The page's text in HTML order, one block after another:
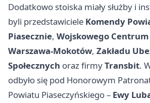
Dodatkowo stoiska miały służby i
byli przedstawiciele Komendy
Piasecznie, Wojskowego
Warszawa‑Mokotów, Zakładu
Społecznych oraz firmyTransbit.
odbyło się pod Honorowym
Powiatu Piaseczyńskiego – Ewy